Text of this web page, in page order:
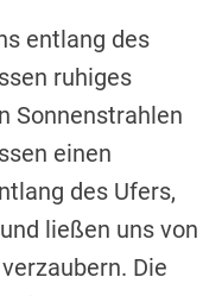
entlang des
ruhiges
Sonnenstrahlen
einen
des Ufers,
ließen uns von
Die